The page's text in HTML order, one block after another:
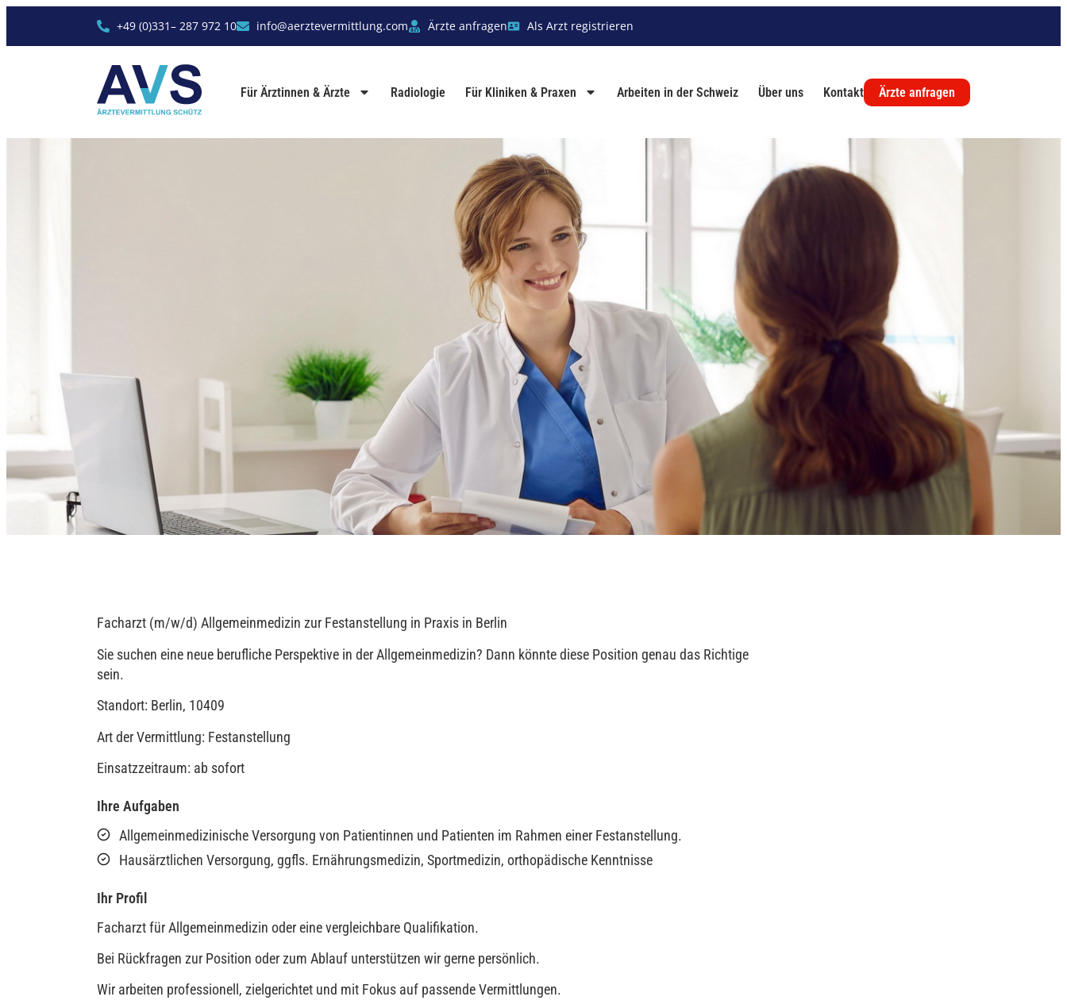
+49 (0)331– 287 972 10 info@aerztevermittlung.com Ärzte anfragen Als Arzt registrieren
Für Ärztinnen & Ärzte Radiologie Für Kliniken & Praxen Arbeiten in der Schweiz Über uns Kontakt Ärzte anfragen
Facharzt (m/w/d) Allgemeinmedizin zur Festanstellung in Praxis in Berlin
Sie suchen eine neue berufliche Perspektive in der Allgemeinmedizin? Dann könnte diese Position genau das Richtige
sein.
Standort: Berlin, 10409
Art der Vermittlung: Festanstellung
Einsatzzeitraum: ab sofort
Ihre Aufgaben
Allgemeinmedizinische Versorgung von Patientinnen und Patienten im Rahmen einer Festanstellung.
Hausärztlichen Versorgung, ggfls. Ernährungsmedizin, Sportmedizin, orthopädische Kenntnisse
Ihr Profil
Facharzt für Allgemeinmedizin oder eine vergleichbare Qualifikation.
Bei Rückfragen zur Position oder zum Ablauf unterstützen wir gerne persönlich.
Wir arbeiten professionell, zielgerichtet und mit Fokus auf passende Vermittlungen.